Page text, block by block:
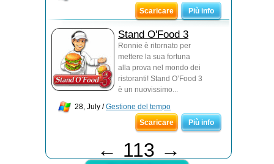
Scaricare
Più info
Stand O'Food 3
Ronnie è ritornato per
mettere la sua fortuna
alla prova nel mondo dei
ristoranti! Stand O’Food 3
è un nuovissimo...
28, July /Gestione del tempo
Scaricare
Più info
← 113 →